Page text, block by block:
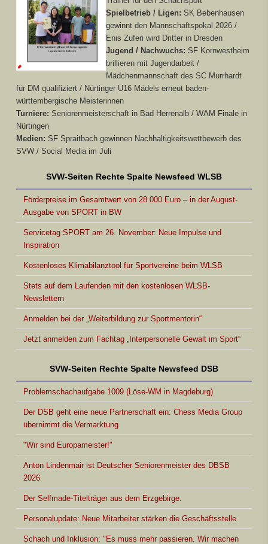
Spielbetrieb / Ligen: SK Bebenhausen
gewinnt den Mannschaftspokal 2026 /
Enis Zuferi wird Dritter in Dresden
Jugend / Nachwuchs: SF Kornwestheim
brillieren mit Jugendarbeit /
Mädchenmannschaft des SC Murrhardt
für DM qualifiziert / Nürtinger U16 Mädels erneut baden-
württembergische Meisterinnen
Turniere: Seniorenmeisterschaft in Bad Herrenalb / WAM Finale in
Nürtingen
Medien: SF Spraitbach gewinnen Nachhaltigkeitswettbewerb des
SVW / Social Media im Juli
SVW-Seiten Rechte Spalte Newsfeed WLSB
Förderpreise im Gesamtwert von 28.000 Euro – in der August-
Ausgabe von SPORT in BW
Servicetag SPORT am 26. November: Neue Impulse und
Inspiration
Kostenloses Klimabilanztool für Sportvereine beim WLSB
Stets auf dem Laufenden mit den kostenlosen WLSB-
Newslettern
Anmelden bei der „Weiterbildung zur Sportmentorin“
Jetzt anmelden zum Fachtag „Interpersonelle Gewalt im Sport“
SVW-Seiten Rechte Spalte Newsfeed DSB
Problemschachaufgabe 1009 (Löse-WM in Magdeburg)
Der DSB geht eine neue Partnerschaft ein: Chess Media Group
übernimmt die Vermarktung
"Wir sind Europameister!"
Anton Lindenmair ist Deutscher Seniorenmeister des DBSB
2026
Der Selfmade-Titelträger aus dem Erzgebirge.
Personalupdate: Neue Mitarbeiter stärken die Geschäftsstelle
Schach und Inklusion: "Es muss mehr passieren. Wir machen